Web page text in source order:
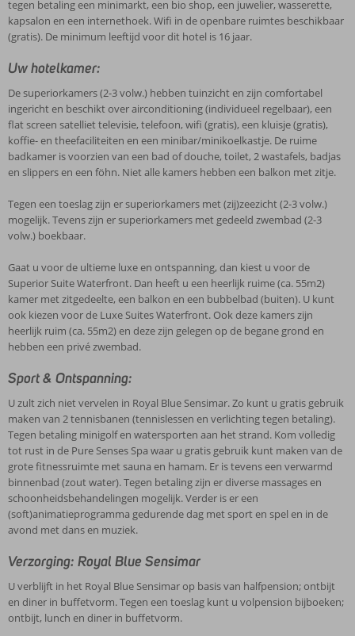
tegen betaling een minimarkt, een bio shop, een juwelier, wasserette,
kapsalon en een internethoek. Wifi in de openbare ruimtes beschikbaar
(gratis). De minimum leeftijd voor dit hotel is 16 jaar.
Uw hotelkamer:
De superiorkamers (2-3 volw.) hebben tuinzicht en zijn comfortabel
ingericht en beschikt over airconditioning (individueel regelbaar), een
flat screen satelliet televisie, telefoon, wifi (gratis), een kluisje (gratis),
koffie- en theefaciliteiten en een minibar/minikoelkastje. De ruime
badkamer is voorzien van een bad of douche, toilet, 2 wastafels, badjas
en slippers en een föhn. Niet alle kamers hebben een balkon met zitje.
Tegen een toeslag zijn er superiorkamers met (zij)zeezicht (2-3 volw.)
mogelijk. Tevens zijn er superiorkamers met gedeeld zwembad (2-3
volw.) boekbaar.
Gaat u voor de ultieme luxe en ontspanning, dan kiest u voor de
Superior Suite Waterfront. Dan heeft u een heerlijk ruime (ca. 55m2)
kamer met zitgedeelte, een balkon en een bubbelbad (buiten). U kunt
ook kiezen voor de Luxe Suites Waterfront. Ook deze kamers zijn
heerlijk ruim (ca. 55m2) en deze zijn gelegen op de begane grond en
hebben een privé zwembad.
Sport & Ontspanning:
U zult zich niet vervelen in Royal Blue Sensimar. Zo kunt u gratis gebruik
maken van 2 tennisbanen (tennislessen en verlichting tegen betaling).
Tegen betaling minigolf en watersporten aan het strand. Kom volledig
tot rust in de Pure Senses Spa waar u gratis gebruik kunt maken van de
grote fitnessruimte met sauna en hamam. Er is tevens een verwarmd
binnenbad (zout water). Tegen betaling zijn er diverse massages en
schoonheidsbehandelingen mogelijk. Verder is er een
(soft)animatieprogramma gedurende dag met sport en spel en in de
avond met dans en muziek.
Verzorging: Royal Blue Sensimar
U verblijft in het Royal Blue Sensimar op basis van halfpension; ontbijt
en diner in buffetvorm. Tegen een toeslag kunt u volpension bijboeken;
ontbijt, lunch en diner in buffetvorm.